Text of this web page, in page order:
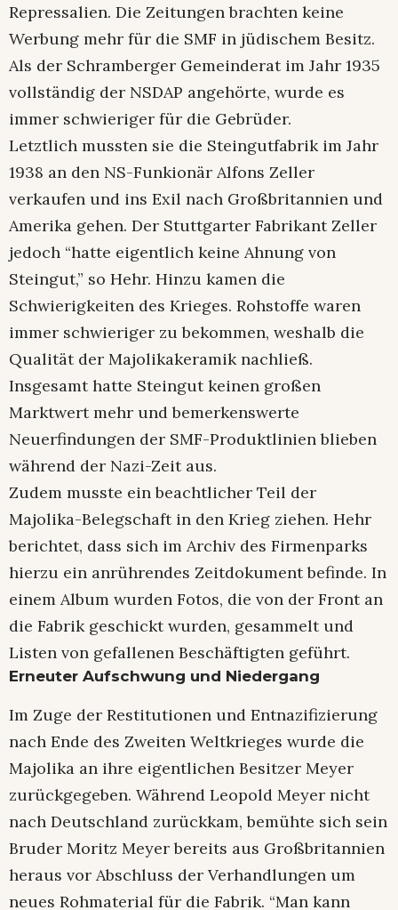
Repressalien. Die Zeitungen brachten keine
Werbung mehr für die SMF in jüdischem Besitz.
Als der Schramberger Gemeinderat im Jahr 1935
vollständig der NSDAP angehörte, wurde es
immer schwieriger für die Gebrüder.
Letztlich mussten sie die Steingutfabrik im Jahr
1938 an den NS-Funkionär Alfons Zeller
verkaufen und ins Exil nach Großbritannien und
Amerika gehen. Der Stuttgarter Fabrikant Zeller
jedoch “hatte eigentlich keine Ahnung von
Steingut,” so Hehr. Hinzu kamen die
Schwierigkeiten des Krieges. Rohstoffe waren
immer schwieriger zu bekommen, weshalb die
Qualität der Majolikakeramik nachließ.
Insgesamt hatte Steingut keinen großen
Marktwert mehr und bemerkenswerte
Neuerfindungen der SMF-Produktlinien blieben
während der Nazi-Zeit aus.
Zudem musste ein beachtlicher Teil der
Majolika-Belegschaft in den Krieg ziehen. Hehr
berichtet, dass sich im Archiv des Firmenparks
hierzu ein anrührendes Zeitdokument befinde. In
einem Album wurden Fotos, die von der Front an
die Fabrik geschickt wurden, gesammelt und
Listen von gefallenen Beschäftigten geführt.
Erneuter Aufschwung und Niedergang
Im Zuge der Restitutionen und Entnazifizierung
nach Ende des Zweiten Weltkrieges wurde die
Majolika an ihre eigentlichen Besitzer Meyer
zurückgegeben. Während Leopold Meyer nicht
nach Deutschland zurückkam, bemühte sich sein
Bruder Moritz Meyer bereits aus Großbritannien
heraus vor Abschluss der Verhandlungen um
neues Rohmaterial für die Fabrik. “Man kann